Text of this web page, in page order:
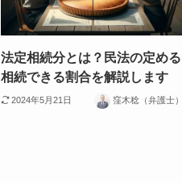
法定相続分とは？民法の定める
相続できる割合を解説します
2024年5月21日 窪木稔（弁護士）